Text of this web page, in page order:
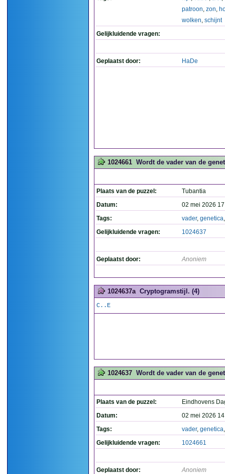
patroon, zon,
wolken, schijnt
Gelijkluidende vragen:
Geplaatst door: HaDe
1024661 Wordt de vader van de
Plaats van de puzzel:
Tubantia
Datum:
02 mei 2026
Tags:
vader, genetica
Gelijkluidende vragen:
1024637
Geplaatst door: Anoniem
1024637a Cryptogramstijl. (4)
C..E
1024637 Wordt de vader van de
Plaats van de puzzel:
Eindhovens
Datum:
02 mei 2026
Tags:
vader, genetica
Gelijkluidende vragen:
1024661
Geplaatst door: Anoniem